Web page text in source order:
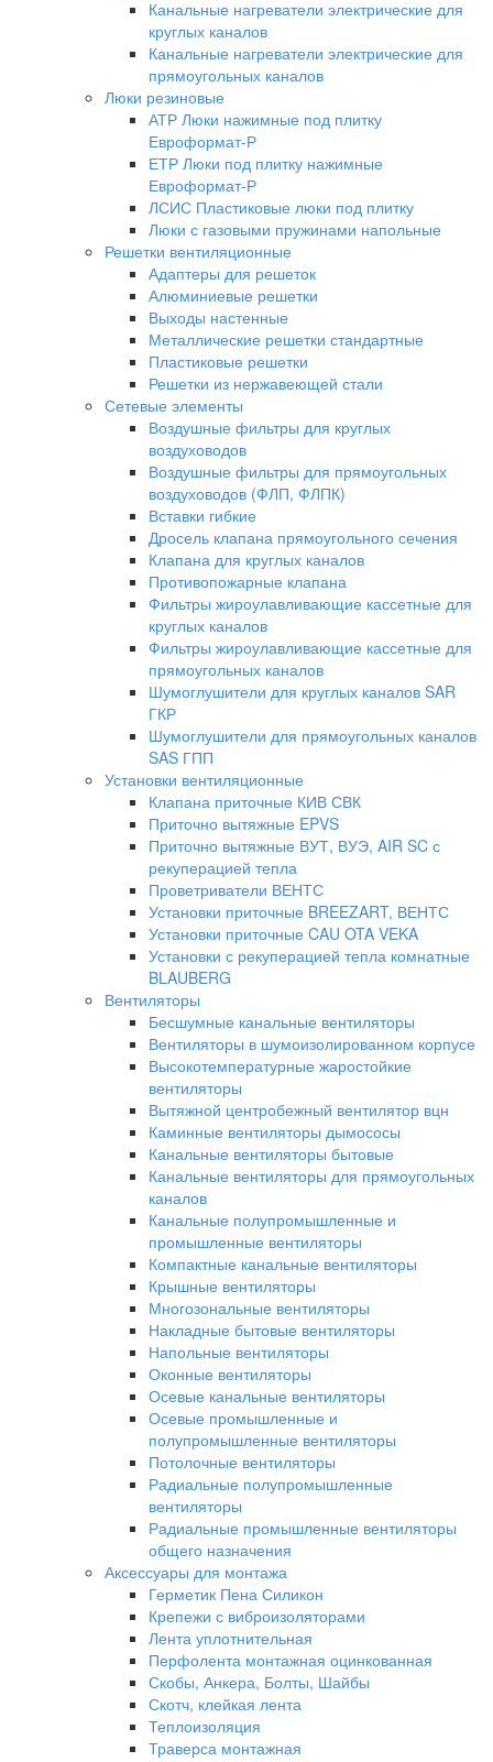
Канальные нагреватели электрические для
круглых каналов
Канальные нагреватели электрические для
прямоугольных каналов
Люки резиновые
АТР Люки нажимные под плитку
Евроформат-Р
ЕТР Люки под плитку нажимные
Евроформат-Р
ЛСИС Пластиковые люки под плитку
Люки с газовыми пружинами напольные
Решетки вентиляционные
Адаптеры для решеток
Алюминиевые решетки
Выходы настенные
Металлические решетки стандартные
Пластиковые решетки
Решетки из нержавеющей стали
Сетевые элементы
Воздушные фильтры для круглых
воздуховодов
Воздушные фильтры для прямоугольных
воздуховодов (ФЛП, ФЛПК)
Вставки гибкие
Дросель клапана прямоугольного сечения
Клапана для круглых каналов
Противопожарные клапана
Фильтры жироулавливающие кассетные для
круглых каналов
Фильтры жироулавливающие кассетные для
прямоугольных каналов
Шумоглушители для круглых каналов SAR
ГКР
Шумоглушители для прямоугольных каналов
SAS ГПП
Установки вентиляционные
Клапана приточные КИВ СВК
Приточно вытяжные EPVS
Приточно вытяжные ВУТ, ВУЭ, AIR SC с
рекуперацией тепла
Проветриватели ВЕНТС
Установки приточные BREEZART, ВЕНТС
Установки приточные CAU OTA VEKA
Установки с рекуперацией тепла комнатные
BLAUBERG
Вентиляторы
Бесшумные канальные вентиляторы
Вентиляторы в шумоизолированном корпусе
Высокотемпературные жаростойкие
вентиляторы
Вытяжной центробежный вентилятор вцн
Каминные вентиляторы дымососы
Канальные вентиляторы бытовые
Канальные вентиляторы для прямоугольных
каналов
Канальные полупромышленные и
промышленные вентиляторы
Компактные канальные вентиляторы
Крышные вентиляторы
Многозональные вентиляторы
Накладные бытовые вентиляторы
Напольные вентиляторы
Оконные вентиляторы
Осевые канальные вентиляторы
Осевые промышленные и
полупромышленные вентиляторы
Потолочные вентиляторы
Радиальные полупромышленные
вентиляторы
Радиальные промышленные вентиляторы
общего назначения
Аксессуары для монтажа
Герметик Пена Силикон
Крепежи с виброизоляторами
Лента уплотнительная
Перфолента монтажная оцинкованная
Скобы, Анкера, Болты, Шайбы
Скотч, клейкая лента
Теплоизоляция
Траверса монтажная